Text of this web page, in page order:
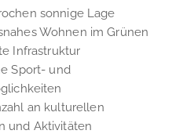
sonnige Lage
Wohnen im Grünen
Infrastruktur
Sport- und
an kulturellen
und Aktivitäten